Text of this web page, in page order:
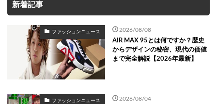
新着記事
ファッションニュース 2026/08/08
AIR MAX 95とは何ですか？歴史
からデザインの秘密、現代の価値
まで完全解説【2026年最新】
ファッションニュース 2026/08/04